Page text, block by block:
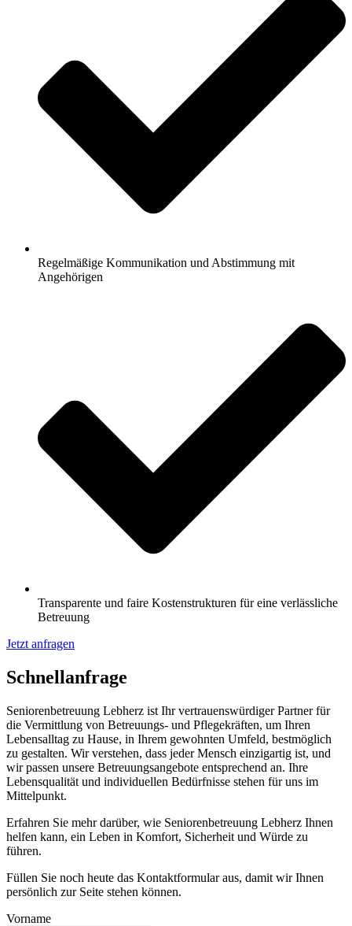
Regelmäßige Kommunikation und Abstimmung mit
Angehörigen
Transparente und faire Kostenstrukturen für eine verlässliche
Betreuung
Jetzt anfragen
Schnell­anfrage
Seniorenbetreuung Lebherz ist Ihr vertrauenswürdiger Partner für
die Vermittlung von Betreuungs- und Pflegekräften, um Ihren
Lebensalltag zu Hause, in Ihrem gewohnten Umfeld, bestmöglich
zu gestalten. Wir verstehen, dass jeder Mensch einzigartig ist, und
wir passen unsere Betreuungsangebote entsprechend an. Ihre
Lebensqualität und individuellen Bedürfnisse stehen für uns im
Mittelpunkt.
Erfahren Sie mehr darüber, wie Seniorenbetreuung Lebherz Ihnen
helfen kann, ein Leben in Komfort, Sicherheit und Würde zu
führen.
Füllen Sie noch heute das Kontaktformular aus, damit wir Ihnen
persönlich zur Seite stehen können.
Vorname